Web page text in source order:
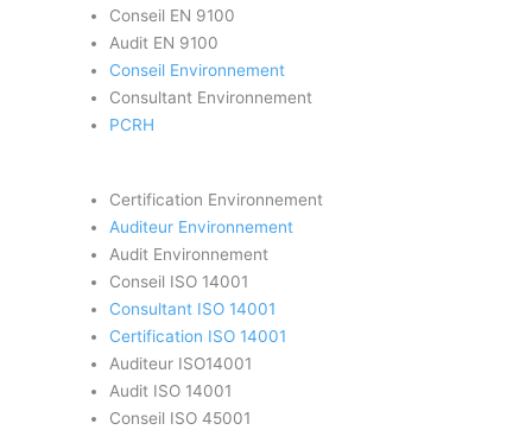
Conseil EN 9100
Audit EN 9100
Conseil Environnement
Consultant Environnement
PCRH
Certification Environnement
Auditeur Environnement
Audit Environnement
Conseil ISO 14001
Consultant ISO 14001
Certification ISO 14001
Auditeur ISO14001
Audit ISO 14001
Conseil ISO 45001